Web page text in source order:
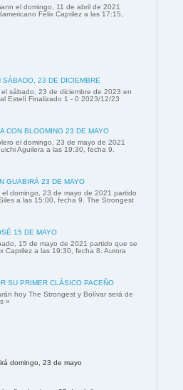
el domingo, 11 de abril de 2021
Félix Caprilez a las 17:15,
23 DE DICIEMBRE
sábado, 23 de diciembre de 2023 en
Estelí Finalizado 1 - 0 2023/12/23
CON BLOOMING 23 DE MAYO
el domingo, 23 de mayo de 2021
Aguilera a las 19:30, fecha 9.
GUABIRÁ 23 DE MAYO
domingo, 23 de mayo de 2021 partido
a las 15:00, fecha 9. The Strongest
15 DE MAYO
15 de mayo de 2021 partido que se
Caprilez a las 19:30, fecha 8. Aurora
SU PRIMER CLÁSICO PACEÑO
hoy The Strongest y Bolívar será de
»
domingo, 23 de mayo